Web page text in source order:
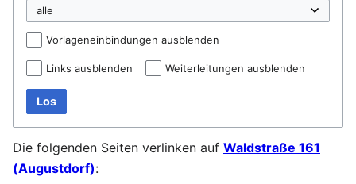
Vorlageneinbindungen ausblenden
Links ausblenden Weiterleitungen ausblenden
Los
Die folgenden Seiten verlinken auf Waldstraße 161
(Augustdorf):